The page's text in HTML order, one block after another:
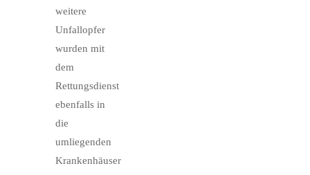
weitere
Unfallopfer
wurden mit
dem
Rettungsdienst
ebenfalls in
die
umliegenden
Krankenhäuser